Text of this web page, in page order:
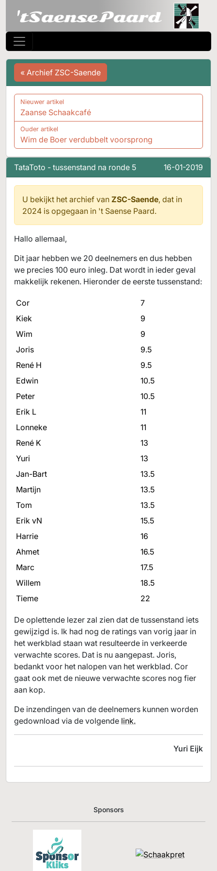
TataToto - tussenstand na ronde 5 16-01-2019
U bekijkt het archief van ZSC-Saende, dat in
2024 is opgegaan in 't Saense Paard.
Hallo allemaal,
Dit jaar hebben we 20 deelnemers en dus hebben
we precies 100 euro inleg. Dat wordt in ieder geval
makkelijk rekenen. Hieronder de eerste tussenstand:
Cor
7
Kiek
9
Wim
9
Joris
9.5
René H
9.5
Edwin
10.5
Peter
10.5
Erik L
11
Lonneke
11
René K
13
Yuri
13
Jan-Bart
13.5
Martijn
13.5
Tom
13.5
Erik vN
15.5
Harrie
16
Ahmet
16.5
Marc
17.5
Willem
18.5
Tieme
22
De oplettende lezer zal zien dat de tussenstand iets
gewijzigd is. Ik had nog de ratings van vorig jaar in
het werkblad staan wat resulteerde in verkeerde
verwachte scores. Dat is nu aangepast. Joris,
bedankt voor het nalopen van het werkblad. Cor
gaat ook met de nieuwe verwachte scores nog fier
aan kop.
De inzendingen van de deelnemers kunnen worden
gedownload via de volgende link.
Yuri Eijk
« Archief ZSC-Saende
Nieuwer artikel
Zaanse Schaakcafé
Ouder artikel
Wim de Boer verdubbelt voorsprong
Sponsors